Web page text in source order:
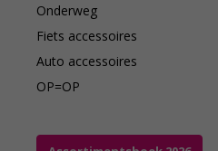
Onderweg
Fiets accessoires
Auto accessoires
OP=OP